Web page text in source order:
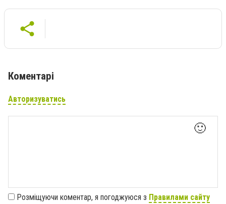
Коментарі
Авторизуватись
🙂
Розміщуючи коментар, я погоджуюся з Правилами сайту